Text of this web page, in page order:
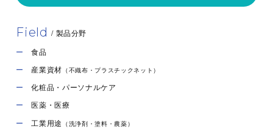
加水分解グアーガムはグアーガムを加水分解する事により得ら
工業用途 土木・建材
Field / 製品分野
食品
産業資材 （不織布・プラスチックネット）
化粧品・パーソナルケア
医薬・医療
工業用途 （洗浄剤・塗料・農薬）